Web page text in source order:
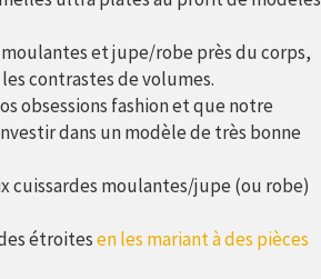
et jupe/robe près du corps,
contrastes de volumes.
obsessions fashion et que notre
dans un modèle de très bonne
cuissardes moulantes/jupe (ou robe)
étroitesen les mariant à des pièces